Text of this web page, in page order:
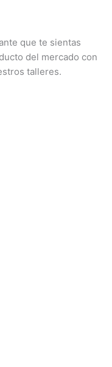
que te sientas
del mercado con
talleres.